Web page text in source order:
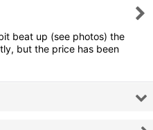
beat up (see photos) the
but the price has been